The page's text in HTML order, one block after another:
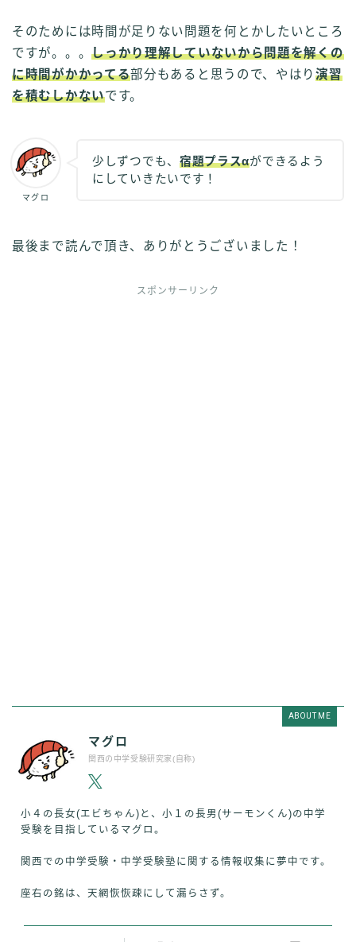
そのためには時間が足りない問題を何とかしたいところ
ですが。。。しっかり理解していないから問題を解くの
に時間がかかってる部分もあると思うので、やはり演習
を積むしかないです。
マグロ
少しずつでも、 宿題プラスαができるよう
にしていきたいです！
最後まで読んで頂き、ありがとうございました！
スポンサーリンク
ABOUT ME
マグロ
関西の中学受験研究家(自称)
小４の長女(エビちゃん)と、小１の長男(サーモンくん)の中学
受験を目指しているマグロ。
関西での中学受験・中学受験塾に関する情報収集に夢中です。
座右の銘は、天網恢恢疎にして漏らさず。